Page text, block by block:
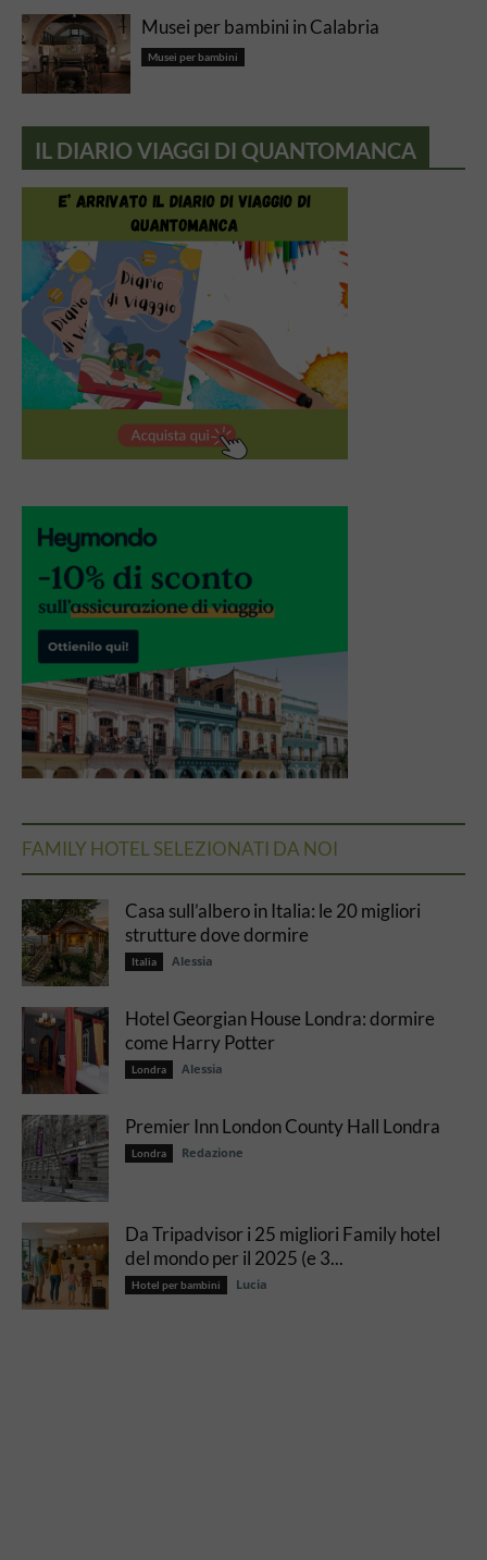
Musei per bambini in Calabria
Musei per bambini
IL DIARIO VIAGGI DI QUANTOMANCA
FAMILY HOTEL SELEZIONATI DA NOI
Casa sull’albero in Italia: le 20 migliori
strutture dove dormire
Italia Alessia
Hotel Georgian House Londra: dormire
come Harry Potter
Londra Alessia
Premier Inn London County Hall Londra
Londra Redazione
Da Tripadvisor i 25 migliori Family hotel
del mondo per il 2025 (e 3...
Hotel per bambini Lucia